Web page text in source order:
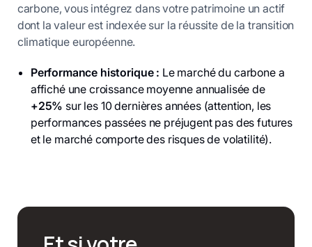
carbone, vous intégrez dans votre patrimoine un actif
dont la valeur est indexée sur la réussite de la transition
climatique européenne.
Performance historique : Le marché du carbone a
affiché une croissance moyenne annualisée de
+25% sur les 10 dernières années (attention, les
performances passées ne préjugent pas des futures
et le marché comporte des risques de volatilité).